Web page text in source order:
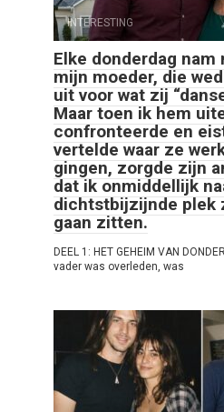
INTERESTING
Elke donderdag
mijn moeder, die
uit voor wat zij
Maar toen ik hem
confronteerde en
vertelde waar ze
gingen, zorgde zijn
dat ik onmiddellijk
dichtstbijzijnde plek
gaan zitten.
DEEL 1: HET GEHEIM VAN
vader was overleden, was